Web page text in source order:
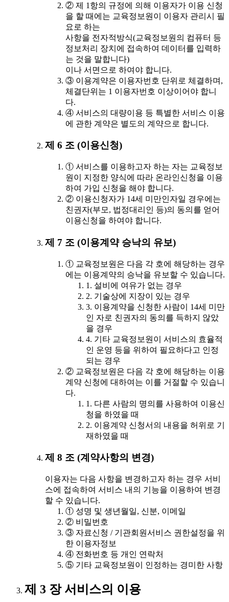
② 제 1항의 규정에 의해 이용자가 이용 신청
을 할 때에는 교육정보원이 이용자 관리시 필
요로 하는
사항을 전자적방식(교육정보원의 컴퓨터 등
정보처리 장치에 접속하여 데이터를 입력하
는 것을 말합니다)
이나 서면으로 하여야 합니다.
③ 이용계약은 이용자번호 단위로 체결하며,
체결단위는 1 이용자번호 이상이어야 합니
다.
④ 서비스의 대량이용 등 특별한 서비스 이용
에 관한 계약은 별도의 계약으로 합니다.
제 6 조 (이용신청)
① 서비스를 이용하고자 하는 자는 교육정보
원이 지정한 양식에 따라 온라인신청을 이용
하여 가입 신청을 해야 합니다.
② 이용신청자가 14세 미만인자일 경우에는
친권자(부모, 법정대리인 등)의 동의를 얻어
이용신청을 하여야 합니다.
제 7 조 (이용계약 승낙의 유보)
① 교육정보원은 다음 각 호에 해당하는 경우
에는 이용계약의 승낙을 유보할 수 있습니다.
1. 설비에 여유가 없는 경우
2. 기술상에 지장이 있는 경우
3. 이용계약을 신청한 사람이 14세 미만
인 자로 친권자의 동의를 득하지 않았
을 경우
4. 기타 교육정보원이 서비스의 효율적
인 운영 등을 위하여 필요하다고 인정
되는 경우
② 교육정보원은 다음 각 호에 해당하는 이용
계약 신청에 대하여는 이를 거절할 수 있습니
다.
1. 다른 사람의 명의를 사용하여 이용신
청을 하였을 때
2. 이용계약 신청서의 내용을 허위로 기
재하였을 때
제 8 조 (계약사항의 변경)
이용자는 다음 사항을 변경하고자 하는 경우 서비
스에 접속하여 서비스 내의 기능을 이용하여 변경
할 수 있습니다.
① 성명 및 생년월일, 신분, 이메일
② 비밀번호
③ 자료신청 / 기관회원서비스 권한설정을 위
한 이용자정보
④ 전화번호 등 개인 연락처
⑤ 기타 교육정보원이 인정하는 경미한 사항
제 3 장 서비스의 이용